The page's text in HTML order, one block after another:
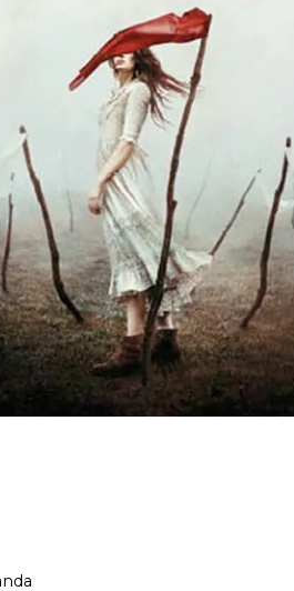
la periodista de investigación del
qué vincula ambos casos
última vez la desaparición de su hijo. Se
resuenan las voces del pasado. ¿Qué le